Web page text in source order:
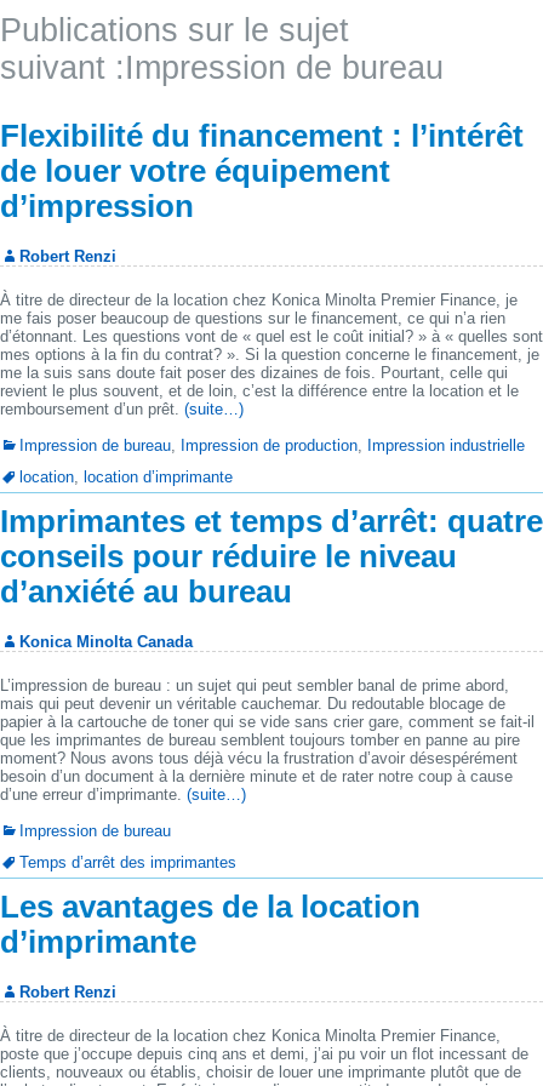
Publications sur le sujet
suivant :Impression de bureau
Flexibilité du financement : l’intérêt
de louer votre équipement
d’impression
Robert Renzi
À titre de directeur de la location chez Konica Minolta Premier Finance, je
me fais poser beaucoup de questions sur le financement, ce qui n’a rien
d’étonnant. Les questions vont de « quel est le coût initial? » à « quelles sont
mes options à la fin du contrat? ». Si la question concerne le financement, je
me la suis sans doute fait poser des dizaines de fois. Pourtant, celle qui
revient le plus souvent, et de loin, c’est la différence entre la location et le
remboursement d’un prêt. (suite…)
Impression de bureau, Impression de production, Impression industrielle
location, location d’imprimante
Imprimantes et temps d’arrêt: quatre
conseils pour réduire le niveau
d’anxiété au bureau
Konica Minolta Canada
L’impression de bureau : un sujet qui peut sembler banal de prime abord,
mais qui peut devenir un véritable cauchemar. Du redoutable blocage de
papier à la cartouche de toner qui se vide sans crier gare, comment se fait-il
que les imprimantes de bureau semblent toujours tomber en panne au pire
moment? Nous avons tous déjà vécu la frustration d’avoir désespérément
besoin d’un document à la dernière minute et de rater notre coup à cause
d’une erreur d’imprimante. (suite…)
Impression de bureau
Temps d’arrêt des imprimantes
Les avantages de la location
d’imprimante
Robert Renzi
À titre de directeur de la location chez Konica Minolta Premier Finance,
poste que j’occupe depuis cinq ans et demi, j’ai pu voir un flot incessant de
clients, nouveaux ou établis, choisir de louer une imprimante plutôt que de